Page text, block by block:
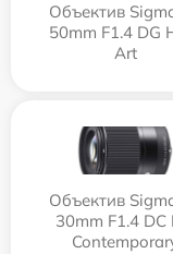
Объектив
50mm F1.4 DG
Art
Объектив
30mm F1.4 DC